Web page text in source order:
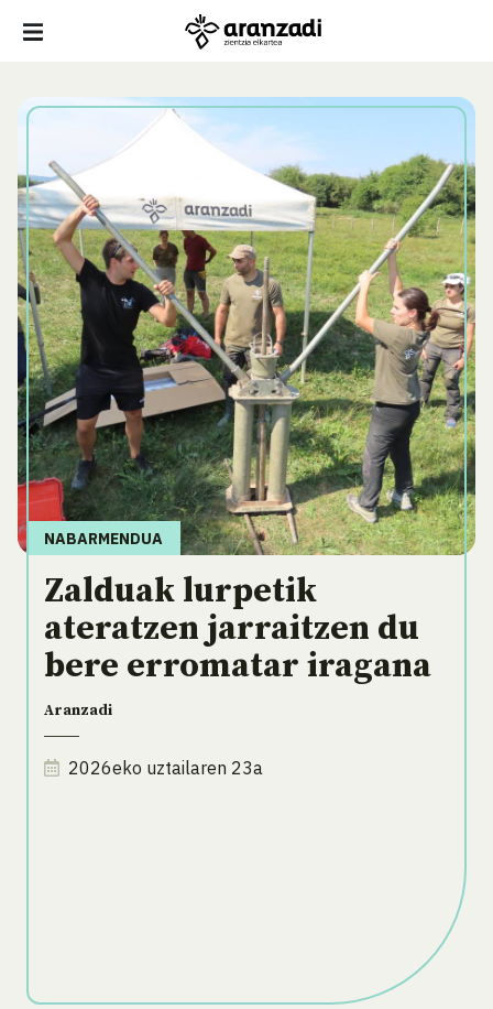
NABARMENDUA
Zalduak lurpetik
ateratzen jarraitzen du
bere erromatar iragana
Aranzadi
2026eko uztailaren 23a